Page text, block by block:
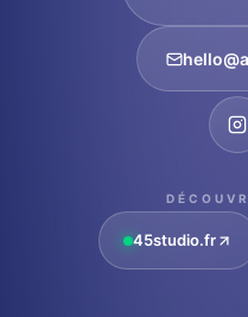
45studio.fr